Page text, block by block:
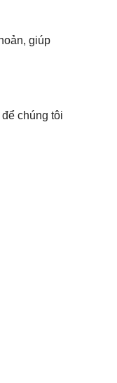
giúp
chúng tôi